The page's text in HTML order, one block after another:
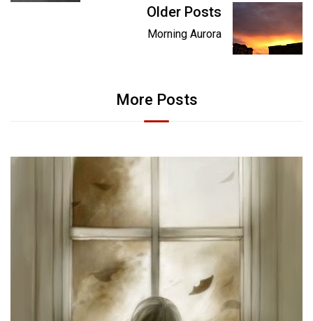
Older Posts
Morning Aurora
More Posts